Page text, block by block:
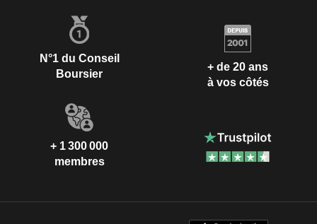
N°1 du Conseil
Boursier
+ de 20 ans
à vos côtés
+ 1 300 000
membres